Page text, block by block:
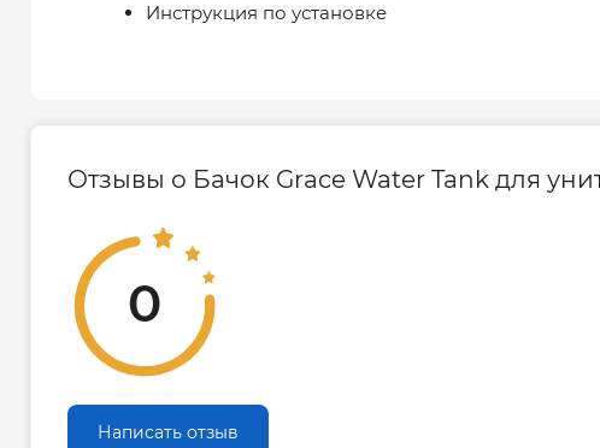
Инструкция по установке
Отзывы о Бачок Grace Water Tank для
0
Написать отзыв